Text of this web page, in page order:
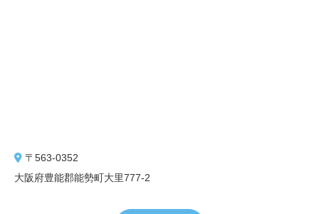
〒563-0352
大阪府豊能郡能勢町大里777-2